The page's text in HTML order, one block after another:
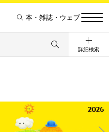
本・雑誌・ウェブ
詳細検索